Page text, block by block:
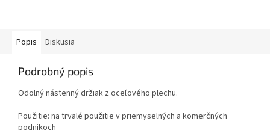
Popis Diskusia
Podrobný popis
Odolný nástenný držiak z oceľového plechu.
Použitie: na trvalé použitie v priemyselných a komerčných